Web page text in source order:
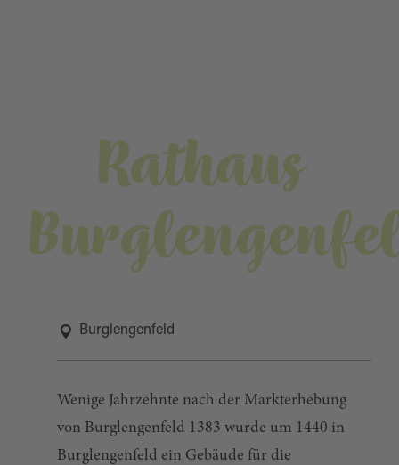
Rathaus
Burglengenfeld
Wenige Jahrzehnte nach der Markterhebung
von Burglengenfeld 1383 wurde um 1440 in
Burglengenfeld ein Gebäude für die